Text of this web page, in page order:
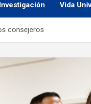
Investigación Vida
consejeros